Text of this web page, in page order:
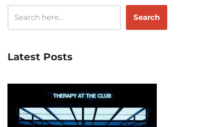
Search
Latest Posts